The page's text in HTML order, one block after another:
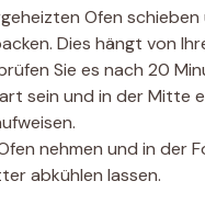
Ofen schieben
Dies hängt von
Sie es nach 20
sein und in der Mitte
nehmen und in der
abkühlen lassen.